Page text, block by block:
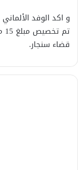
و اكد الوفد
قضاء سنجار.